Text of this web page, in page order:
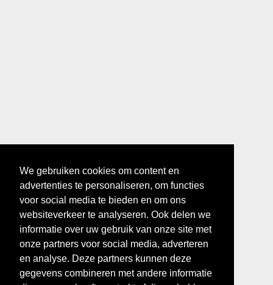
We gebruiken cookies om content en
advertenties te personaliseren, om functies
voor social media te bieden en om ons
websiteverkeer te analyseren. Ook delen we
informatie over uw gebruik van onze site met
onze partners voor social media, adverteren
en analyse. Deze partners kunnen deze
gegevens combineren met andere informatie